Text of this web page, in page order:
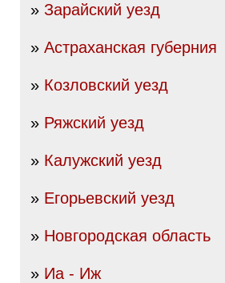
» Зарайский уезд
» Астраханская губерния
» Козловский уезд
» Ряжский уезд
» Калужский уезд
» Егорьевский уезд
» Новгородская область
» Иа - Иж